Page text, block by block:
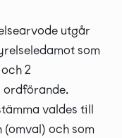
utgår
som
2
ordförande.
valdes till
och som